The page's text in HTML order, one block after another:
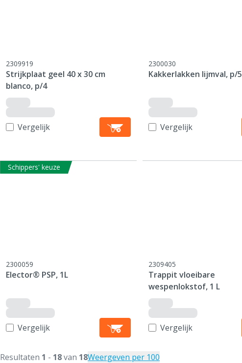
2309919
Strijkplaat geel 40 x 30 cm
blanco, p/4
Vergelijk
2300030
Kakkerlakken lijmval, p/5
Vergelijk
Schippers' keuze
2300059
Elector® PSP, 1L
Vergelijk
2309405
Trappit vloeibare
wespenlokstof, 1 L
Vergelijk
Resultaten 1 - 18van 18Weergeven per 100